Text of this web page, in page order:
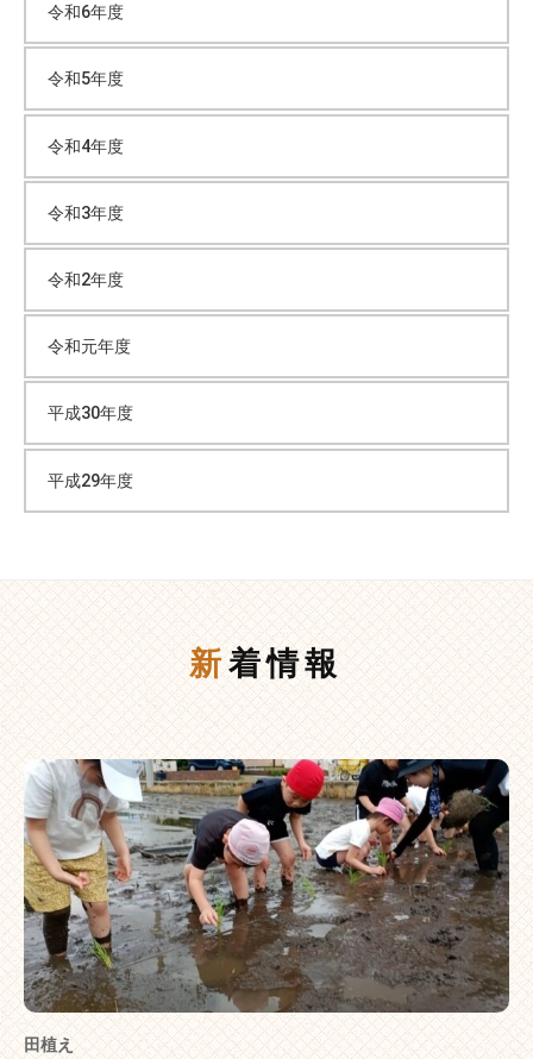
令和6年度
令和5年度
令和4年度
令和3年度
令和2年度
令和元年度
平成30年度
平成29年度
新着情報
田植え